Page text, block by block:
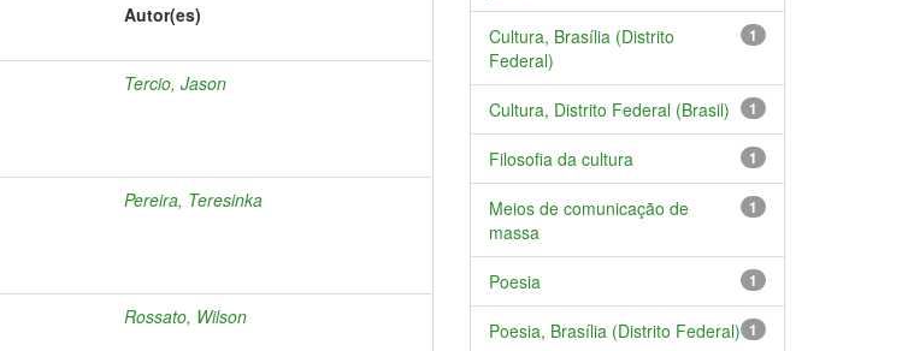
Autor(es)
Tercio, Jason
Pereira, Teresinka
Rossato, Wilson
1
Cultura, Brasília (Distrito
Federal)
1
Cultura, Distrito Federal (Brasil)
1
Filosofia da cultura
1
Meios de comunicação de
massa
1
Poesia
1
Poesia, Brasília (Distrito Federal)